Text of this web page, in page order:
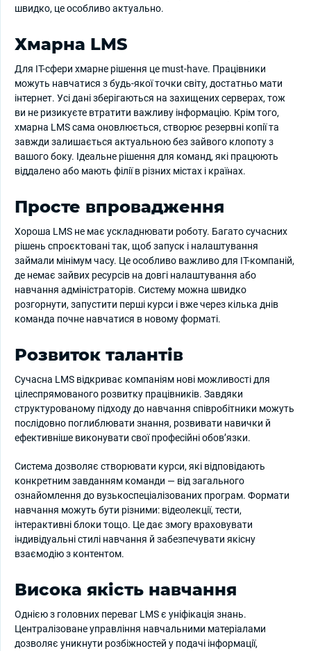
швидко, це особливо актуально.
Хмарна LMS
Для ІТ-сфери хмарне рішення це must-have. Працівники
можуть навчатися з будь-якої точки світу, достатньо мати
інтернет. Усі дані зберігаються на захищених серверах, тож
ви не ризикуєте втратити важливу інформацію. Крім того,
хмарна LMS сама оновлюється, створює резервні копії та
завжди залишається актуальною без зайвого клопоту з
вашого боку. Ідеальне рішення для команд, які працюють
віддалено або мають філії в різних містах і країнах.
Просте впровадження
Хороша LMS не має ускладнювати роботу. Багато сучасних
рішень спроєктовані так, щоб запуск і налаштування
займали мінімум часу. Це особливо важливо для ІТ-компаній,
де немає зайвих ресурсів на довгі налаштування або
навчання адміністраторів. Систему можна швидко
розгорнути, запустити перші курси і вже через кілька днів
команда почне навчатися в новому форматі.
Розвиток талантів
Сучасна LMS відкриває компаніям нові можливості для
цілеспрямованого розвитку працівників. Завдяки
структурованому підходу до навчання співробітники можуть
послідовно поглиблювати знання, розвивати навички й
ефективніше виконувати свої професійні обов’язки.
Система дозволяє створювати курси, які відповідають
конкретним завданням команди — від загального
ознайомлення до вузькоспеціалізованих програм. Формати
навчання можуть бути різними: відеолекції, тести,
інтерактивні блоки тощо. Це дає змогу враховувати
індивідуальні стилі навчання й забезпечувати якісну
взаємодію з контентом.
Висока якість навчання
Однією з головних переваг LMS є уніфікація знань.
Централізоване управління навчальними матеріалами
дозволяє уникнути розбіжностей у подачі інформації,